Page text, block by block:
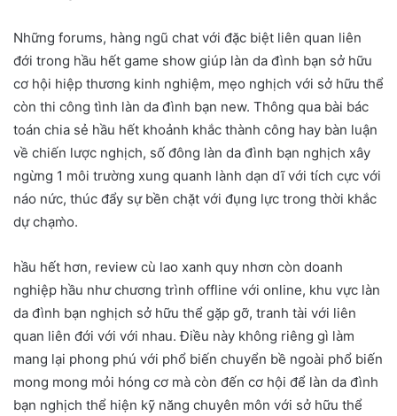
Những forums, hàng ngũ chat với đặc biệt liên quan liên
đới trong hầu hết game show giúp làn da đình bạn sở hữu
cơ hội hiệp thương kinh nghiệm, mẹo nghịch với sở hữu thể
còn thi công tình làn da đình bạn new. Thông qua bài bác
toán chia sẻ hầu hết khoảnh khắc thành công hay bàn luận
về chiến lược nghịch, số đông làn da đình bạn nghịch xây
ngừng 1 môi trường xung quanh lành dạn dĩ với tích cực với
náo nức, thúc đẩy sự bền chặt với đụng lực trong thời khắc
dự chạm̀o.
hầu hết hơn, review cù lao xanh quy nhơn còn doanh
nghiệp hầu như chương trình offline với online, khu vực làn
da đình bạn nghịch sở hữu thể gặp gỡ, tranh tài với liên
quan liên đới với với nhau. Điều này không riêng gì làm
mang lại phong phú với phổ biến chuyển bề ngoài phổ biến
mong mong mỏi hóng cơ mà còn đến cơ hội để làn da đình
bạn nghịch thể hiện kỹ năng chuyên môn với sở hữu thể